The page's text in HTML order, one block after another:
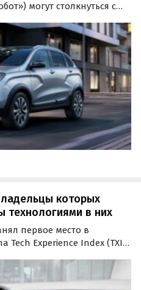
могут столкнуться с
это связано с острейшим
для этой коробки…
которых
технологиями в них
первое место в
Tech Experience Index (TXI).
различными
технологий, которыми